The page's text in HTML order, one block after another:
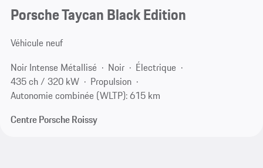
Porsche Taycan Black Edition
Véhicule neuf
Noir Intense Métallisé
Noir
Électrique
435 ch / 320 kW
Propulsion
Autonomie combinée (WLTP): 615 km
Centre Porsche Roissy